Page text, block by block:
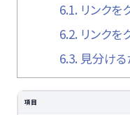
6.1. リンクを
6.2. リンクを
6.3. 見分ける
項目